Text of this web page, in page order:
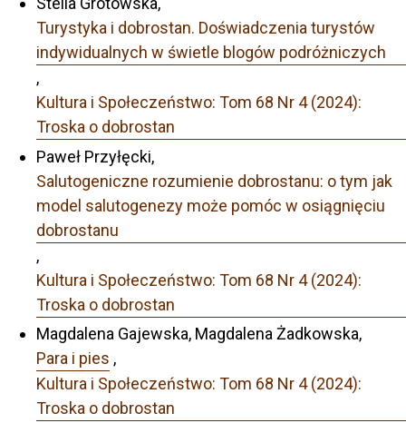
Turystyka i dobrostan. Doświadczenia turystów
indywidualnych w świetle blogów podróżniczych
,
Kultura i Społeczeństwo: Tom 68 Nr 4 (2024):
Troska o dobrostan
Paweł Przyłęcki,
Salutogeniczne rozumienie dobrostanu: o tym jak
model salutogenezy może pomóc w osiągnięciu
dobrostanu
,
Kultura i Społeczeństwo: Tom 68 Nr 4 (2024):
Troska o dobrostan
Magdalena Gajewska, Magdalena Żadkowska,
Para i pies ,
Kultura i Społeczeństwo: Tom 68 Nr 4 (2024):
Troska o dobrostan